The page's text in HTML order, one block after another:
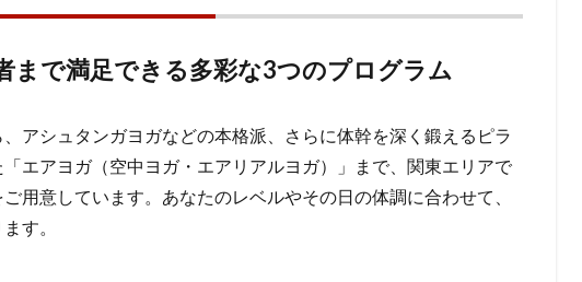
まで満足できる多彩な3つのプログラム
アシュタンガヨガなどの本格派、さらに体幹を深く鍛えるピラ
エアヨガ（空中ヨガ・エアリアルヨガ）」まで、関東エリアで
用意しています。あなたのレベルやその日の体調に合わせて、
す。